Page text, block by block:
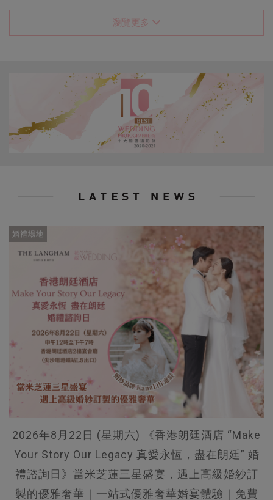
瀏覽更多
婚禮場地
2026年8月22日 (星期六) 《香港朗廷酒店 “Make
Your Story Our Legacy 真愛永恆，盡在朗廷” 婚
禮諮詢日》當米芝蓮三星盛宴，遇上高級婚紗訂
製的優雅奢華｜一站式優雅奢華婚宴體驗｜免費